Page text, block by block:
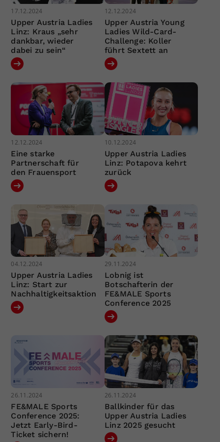
17.12.2024
Upper Austria Ladies
Linz: Kraus „sehr
dankbar, wieder
dabei zu sein“
12.12.2024
Upper Austria Young
Ladies Wild-Card-
Challenge: Koller
führt Sextett an
12.12.2024
Eine starke
Partnerschaft für
den Frauensport
10.12.2024
Upper Austria Ladies
Linz: Potapova kehrt
zurück
04.12.2024
Upper Austria Ladies
Linz: Start zur
Nachhaltigkeitsaktion
29.11.2024
Lobnig ist
Botschafterin der
FE&MALE Sports
Conference 2025
26.11.2024
FE&MALE Sports
Conference 2025:
Jetzt Early-Bird-
Ticket sichern!
26.11.2024
Ballkinder für das
Upper Austria Ladies
Linz 2025 gesucht